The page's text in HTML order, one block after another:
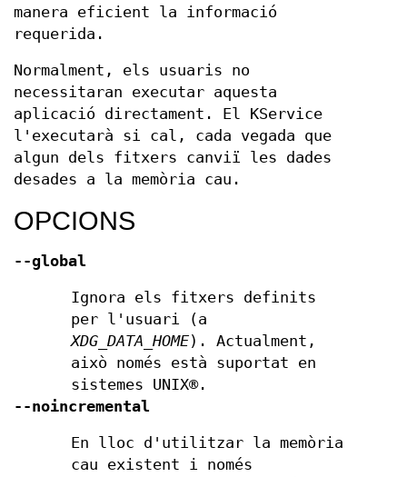
manera eficient la informació
requerida.
Normalment, els usuaris no
necessitaran executar aquesta
aplicació directament. El KService
l'executarà si cal, cada vegada que
algun dels fitxers canviï les dades
desades a la memòria cau.
OPCIONS
--global
Ignora els fitxers definits
per l'usuari (a
XDG_DATA_HOME). Actualment,
això només està suportat en
sistemes UNIX®.
--noincremental
En lloc d'utilitzar la memòria
cau existent i només